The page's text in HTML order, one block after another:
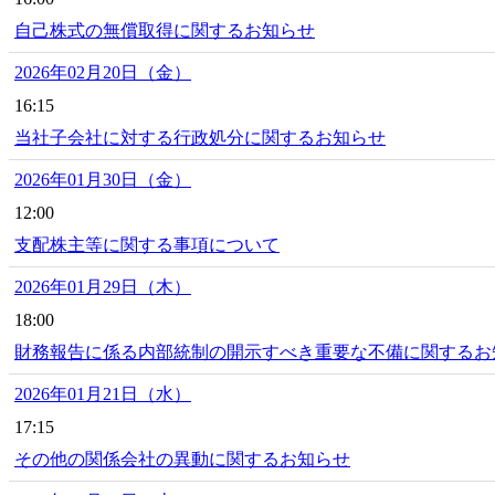
自己株式の無償取得に関するお知らせ
2026年02月20日（金）
16:15
当社子会社に対する行政処分に関するお知らせ
2026年01月30日（金）
12:00
支配株主等に関する事項について
2026年01月29日（木）
18:00
財務報告に係る内部統制の開示すべき重要な不備に関する
2026年01月21日（水）
17:15
その他の関係会社の異動に関するお知らせ